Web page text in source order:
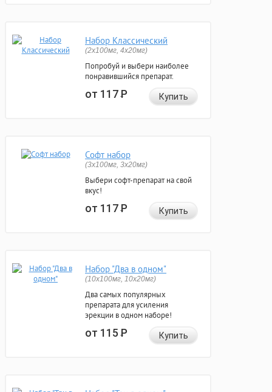
Набор Классический
(2x100мг, 4x20мг)
Попробуй и выбери наиболее
понравившийся препарат.
от 117Р Купить
Софт набор
(3x100мг, 3x20мг)
Выбери софт-препарат на свой
вкус!
от 117Р Купить
Набор "Два в одном"
(10x100мг, 10x20мг)
Два самых популярных
препарата для усиления
эрекции в одном наборе!
от 115Р Купить